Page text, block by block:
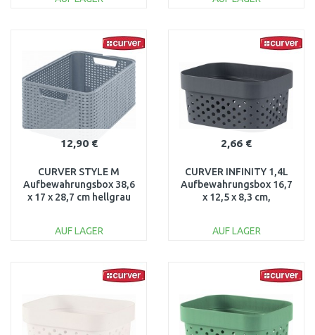
Vergleichen
12,90 €
CURVER STYLE M
Aufbewahrungsbox 38,6
x 17 x 28,7 cm hellgrau
AUF LAGER
2,66 €
CURVER INFINITY 1,4L
Aufbewahrungsbox 16,7
x 12,5 x 8,3 cm,
AUF LAGER